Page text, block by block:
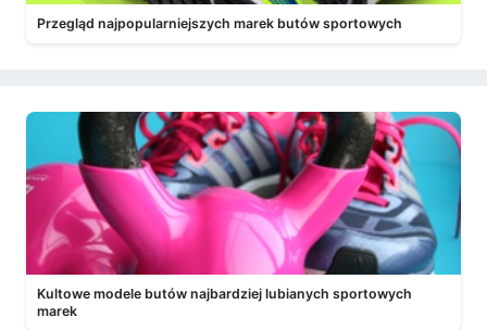
Przegląd najpopularniejszych marek butów sportowych
Kultowe modele butów najbardziej lubianych sportowych
marek